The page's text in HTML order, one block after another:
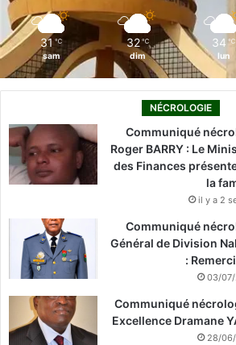
31 ℃
sam
32 ℃
dim
34 ℃
lun
NÉCROLOGIE
Communiqué
Roger BARRY : Le
des Finances
la
il y a 2
Communiqué
Général de Division
:
03/
Communiqué
Excellence Dramane
28/